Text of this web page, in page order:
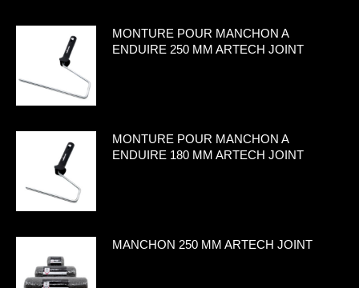
MONTURE POUR MANCHON A
ENDUIRE 250 MM ARTECH JOINT
MONTURE POUR MANCHON A
ENDUIRE 180 MM ARTECH JOINT
MANCHON 250 MM ARTECH JOINT